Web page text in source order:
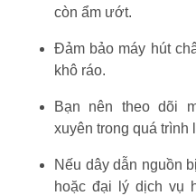
còn ẩm ướt.
Đảm bảo máy hút
khô ráo.
Bạn nên theo dõi
xuyên trong quá trình
Nếu dây dẫn nguồn
hoặc đại lý dịch vụ